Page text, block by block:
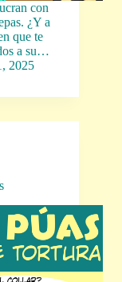
con
¿Y a
que te
a su…
2025